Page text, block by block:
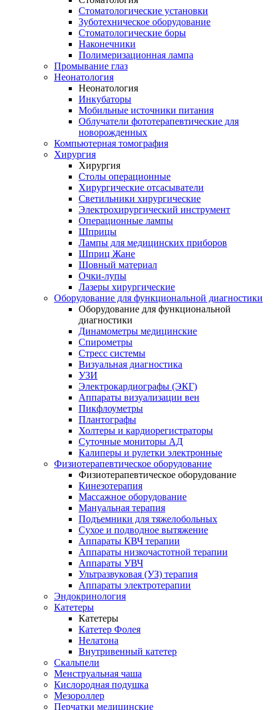
Стоматологические установки
Зуботехническое оборудование
Стоматологические боры
Наконечники
Полимеризационная лампа
Промывание глаз
Неонатология
Неонатология
Инкубаторы
Мобильные источники питания
Облучатели фототерапевтические для
новорожденных
Компьютерная томография
Хирургия
Хирургия
Столы операционные
Хирургические отсасыватели
Светильники хирургические
Электрохирургический инструмент
Операционные лампы
Шприцы
Лампы для медицинских приборов
Шприц Жане
Шовный материал
Очки-лупы
Лазеры хирургические
Оборудование для функциональной диагностики
Оборудование для функциональной
диагностики
Динамометры медицинские
Спирометры
Стресс системы
Визуальная диагностика
УЗИ
Электрокардиографы (ЭКГ)
Аппараты визуализации вен
Пикфлоуметры
Плантографы
Холтеры и кардиорегистраторы
Суточные мониторы АД
Калиперы и рулетки электронные
Физиотерапевтическое оборудование
Физиотерапевтическое оборудование
Кинезотерапия
Массажное оборудование
Мануальная терапия
Подъемники для тяжелобольных
Сухое и подводное вытяжение
Аппараты КВЧ терапии
Аппараты низкочастотной терапии
Аппараты УВЧ
Ультразвуковая (УЗ) терапия
Аппараты электротерапии
Эндокринология
Катетеры
Катетеры
Катетер Фолея
Нелатона
Внутривенный катетер
Скальпели
Менструальная чаша
Кислородная подушка
Мезороллер
Перчатки медицинские